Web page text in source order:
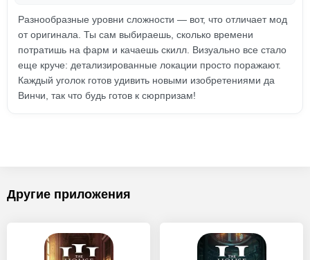
Разнообразные уровни сложности — вот, что отличает мод
от оригинала. Ты сам выбираешь, сколько времени
потратишь на фарм и качаешь скилл. Визуально все стало
еще круче: детализированные локации просто поражают.
Каждый уголок готов удивить новыми изобретениями да
Винчи, так что будь готов к сюрпризам!
Другие приложения